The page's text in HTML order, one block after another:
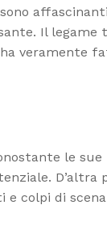
Il legame
veramente
le
colpi di